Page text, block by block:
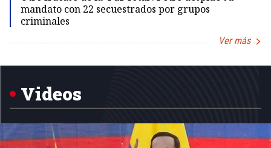
mandato con 22 secuestrados por grupos
criminales
Ver más
Videos